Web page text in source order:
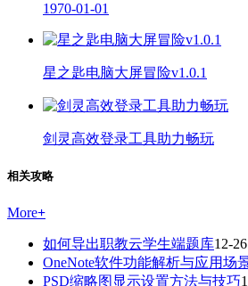
1970-01-01
星之匙电脑大屏冒险v1.0.1
剑灵高效登录工具助力畅玩
相关攻略
More+
如何导出职教云学生端题库12-26
OneNote软件功能解析与应用场
PSD缩略图显示设置方法与技巧